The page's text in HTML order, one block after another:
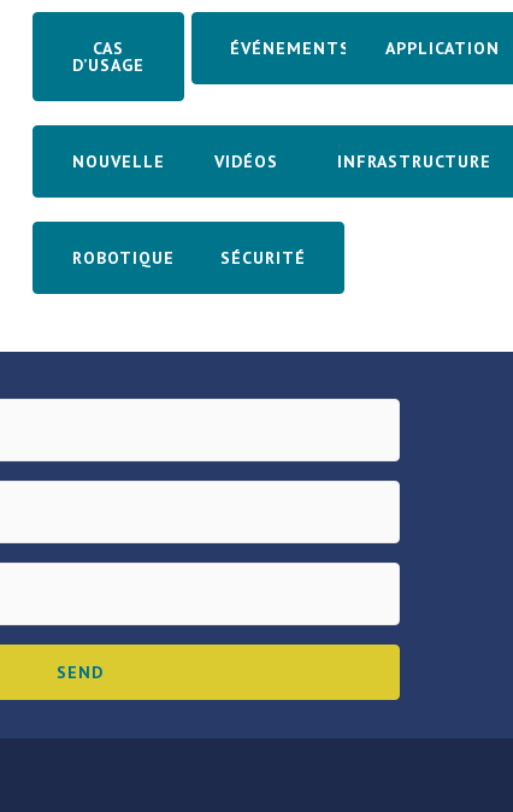
CAS
D’USAGE
ÉVÉNEMENTS APPLICATION
NOUVELLE VIDÉOS INFRASTRUCTURE
ROBOTIQUE SÉCURITÉ